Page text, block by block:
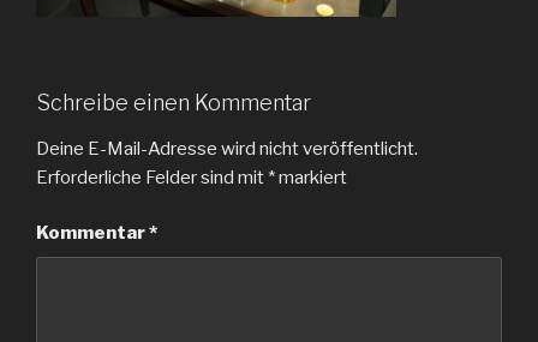
Schreibe einen Kommentar
Deine E-Mail-Adresse wird nicht veröffentlicht.
Erforderliche Felder sind mit *markiert
Kommentar*